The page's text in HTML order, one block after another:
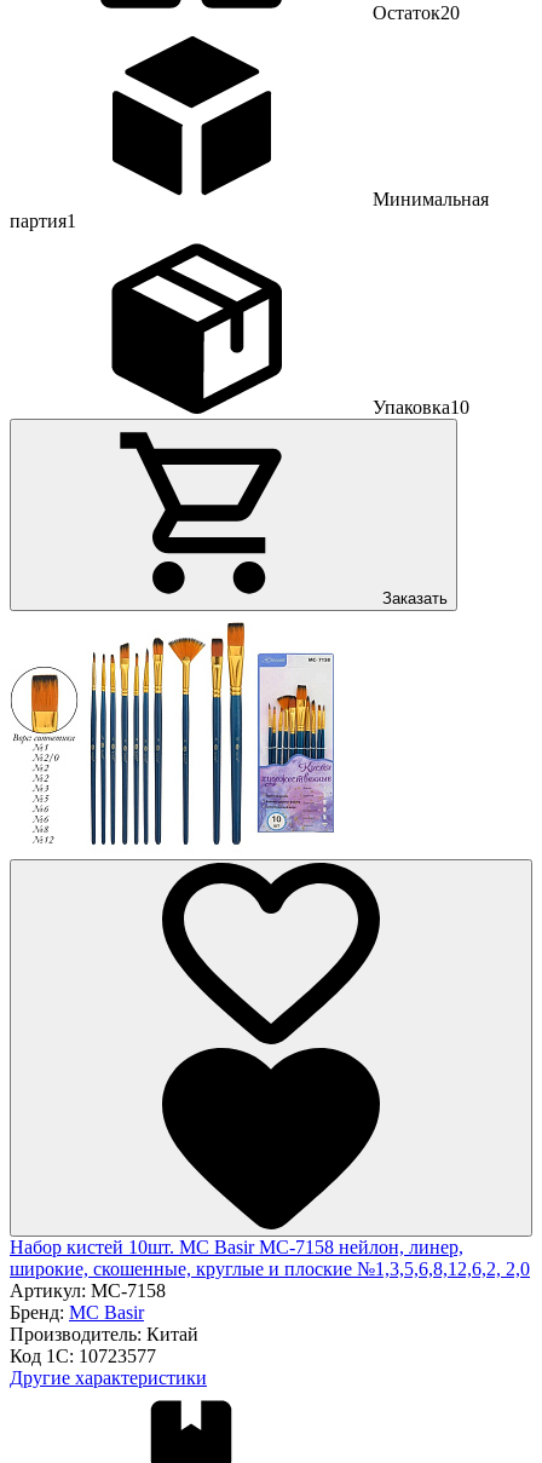
Остаток20
Минимальная
партия1
Упаковка10
Заказать
Набор кистей 10шт. MC Basir MC-7158 нейлон, линер,
широкие, скошенные, круглые и плоские №1,3,5,6,8,12,6,2, 2,0
Артикул: MC-7158
Бренд: MC Basir
Производитель: Китай
Код 1С: 10723577
Другие характеристики